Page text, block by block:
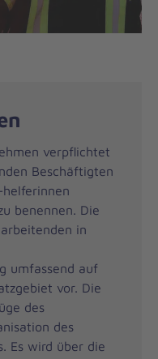
verpflichtet
Beschäftigten
benennen. Die
in
umfassend auf
vor. Die
des
des
Es wird über die